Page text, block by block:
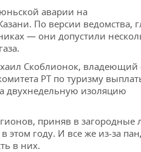
аварии на
По версии ведомства,
— они допустили
Скоблионок, владеющий
РТ по туризму
двухнедельную изоляцию
приняв в загородные
этом году. И все же из-за
в них.